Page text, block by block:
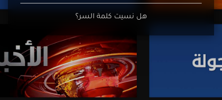
هل نسيت كلمة السر؟